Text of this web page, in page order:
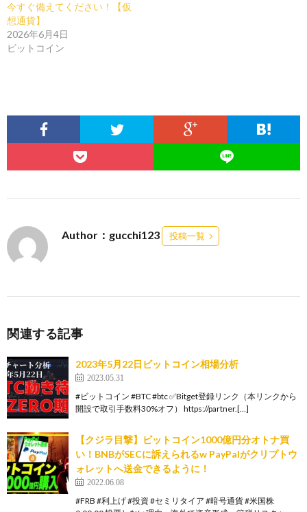
今すぐ備えてください！【仮
想通貨】
2026年6月4日
ビットコイン
Author：gucchi123 投稿一覧
関連する記事
2023年5月22日ビットコイン相場分析
2023.05.31
#ビットコイン #BTC #btc ✅Bitget登録リンク（本リンクから
開設で取引手数料30%オフ） https://partner.[…]
【クジラ目撃】ビットコイン1000億円分オトナ買
い！BNBがSECに訴えられるw PayPalがクリプトウ
ォレットへ送金できるように！
2022.06.08
#FRB #利上げ #投資 #セミリタイア #暗号通貨 #米国株